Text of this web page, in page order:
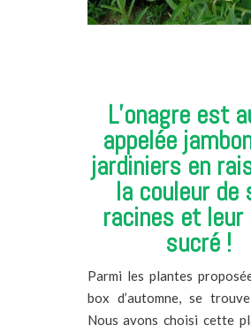
L’onagre est
appelée
jardiniers en
la couleur de
racines et leur
sucré !
Parmi les plantes
box d’automne, se trouve
Nous avons choisi cette